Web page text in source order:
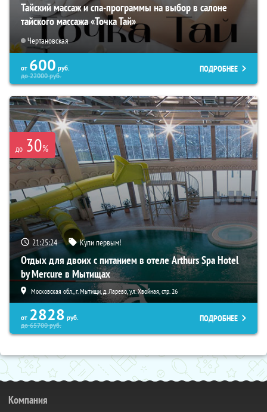
Тайский массаж и спа-программы на выбор в салоне
тайского массажа «Точка Тай»
Чертановская
от 600 руб.
до22000руб.
ПОДРОБНЕЕ
до 30%
21:25:23 Купи первым!
Отдых для двоих с питанием в отеле Arthurs Spa Hotel
by Mercure в Мытищах
Московская обл., г. Мытищи, д. Ларево, ул. Хвойная, стр. 26
от 2828 руб.
до65700руб.
ПОДРОБНЕЕ
Компания